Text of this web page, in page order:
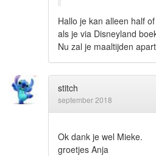
Hallo je kan alleen half
als je via Disneyland
Nu zal je maaltijden
stitch
september 2018
Ok dank je wel Mieke.
groetjes Anja